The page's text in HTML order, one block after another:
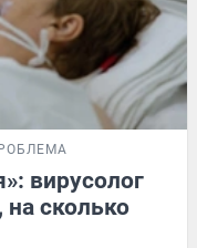
вирусолог
сколько